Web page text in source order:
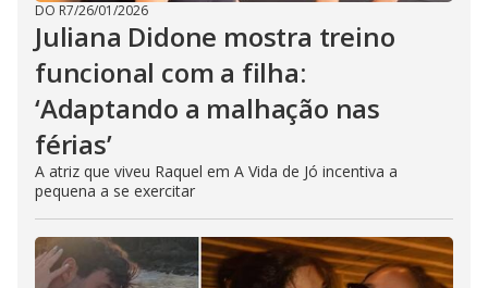
DO R7/26/01/2026
Juliana Didone mostra treino
funcional com a filha:
‘Adaptando a malhação nas
férias’
A atriz que viveu Raquel em A Vida de Jó incentiva a
pequena a se exercitar